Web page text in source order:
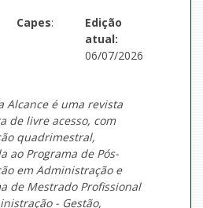
Capes:
Edição
atual:
06/07/2026
Alcance é uma revista
de livre acesso, com
quadrimestral,
ao Programa de Pós-
em Administração e
de Mestrado Profissional
- Gestão,